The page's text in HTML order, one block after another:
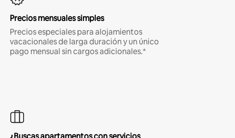
Precios mensuales simples
Precios especiales para alojamientos
vacacionales de larga duración y un único
pago mensual sin cargos adicionales.*